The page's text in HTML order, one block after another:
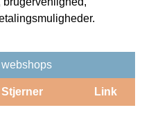
Stjerner Link